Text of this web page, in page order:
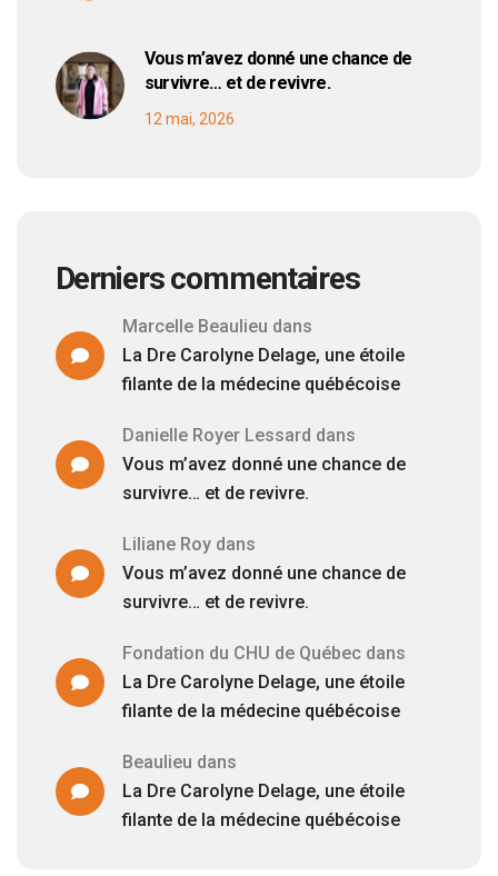
Vous m’avez donné une chance de
survivre… et de revivre.
12 mai, 2026
Derniers commentaires
Marcelle Beaulieu dans
La Dre Carolyne Delage, une étoile
filante de la médecine québécoise
Danielle Royer Lessard dans
Vous m’avez donné une chance de
survivre… et de revivre.
Liliane Roydans
Vous m’avez donné une chance de
survivre… et de revivre.
Fondation du CHU de Québecdans
La Dre Carolyne Delage, une étoile
filante de la médecine québécoise
Beaulieu dans
La Dre Carolyne Delage, une étoile
filante de la médecine québécoise